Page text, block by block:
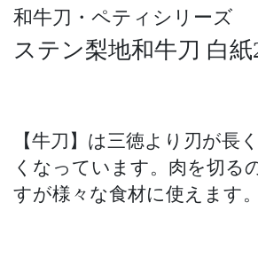
和牛刀・ペティシリーズ
ステン梨地和牛刀 白紙
【牛刀】は三徳より刃が長
くなっています。肉を切る
すが様々な食材に使えます。